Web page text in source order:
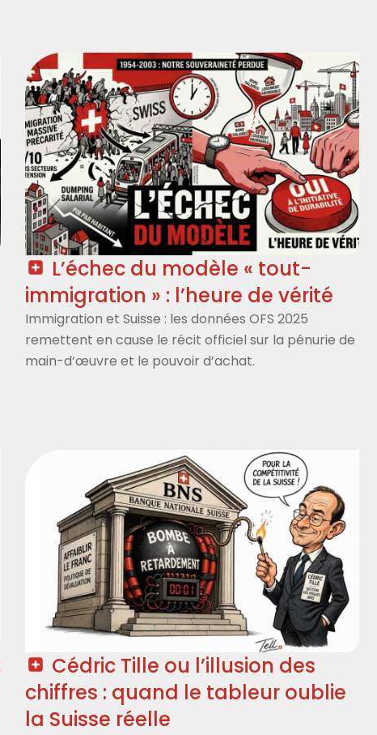
L’échec du modèle « tout-
immigration » : l’heure de vérité
Immigration et Suisse : les données OFS 2025
remettent en cause le récit officiel sur la pénurie de
main-d’œuvre et le pouvoir d’achat.
Cédric Tille ou l’illusion des
chiffres : quand le tableur oublie
la Suisse réelle
Page Page